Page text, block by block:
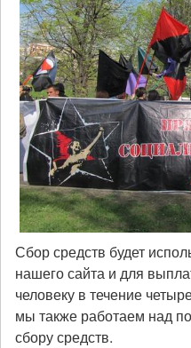
Сбор средств будет
нашего сайта и для
человеку в течение
мы также работаем над
сбору средств.